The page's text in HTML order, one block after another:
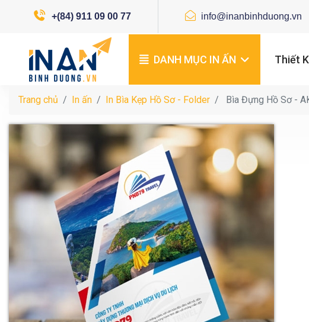
+(84) 911 09 00 77 info@inanbinhduong.vn
DANH MỤC IN ẤN Thiết
Trang chủ In ấn In Bìa Kẹp Hồ Sơ - Folder Bìa Đựng Hồ Sơ -